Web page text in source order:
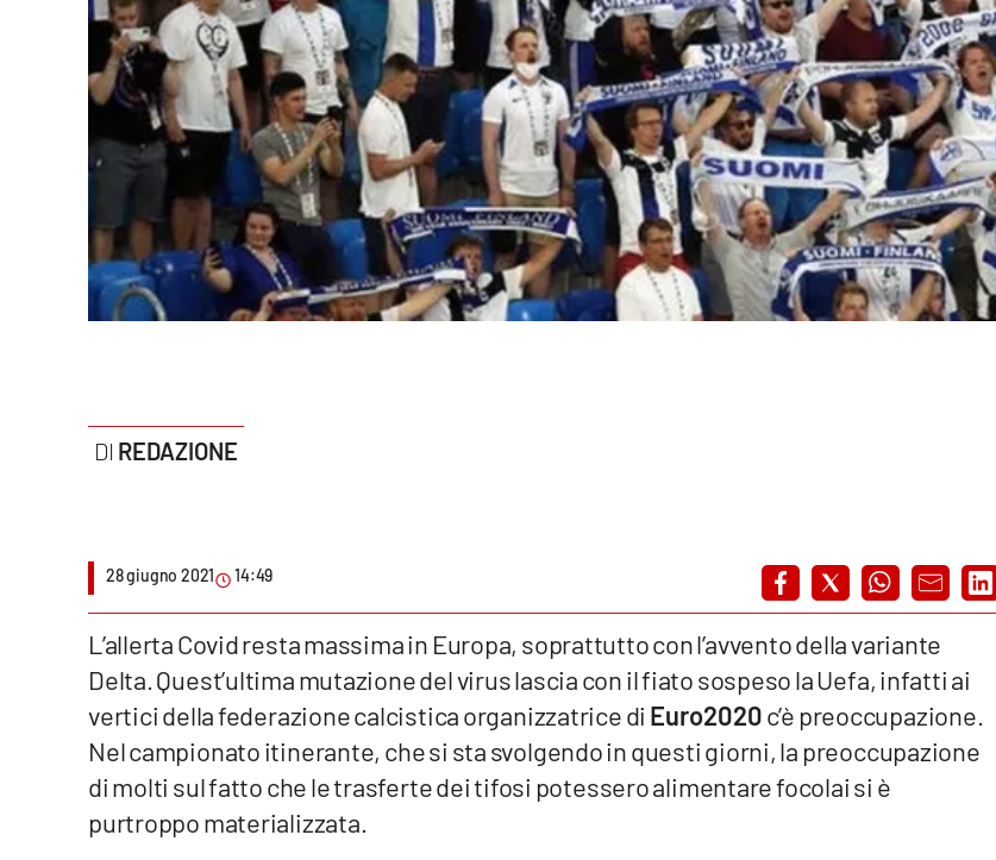
Economia e Lavoro
Parchi Marini Calabria
Imprese Di Calabria
Venti di comunicazione
Streaming
REDAZIONE
28 giugno 2021 14:49
L’allerta Covid resta massima in Europa, soprattutto con l’avvento della variante
Delta. Quest’ultima mutazione del virus lascia con il fiato sospeso la Uefa, infatti ai
vertici della federazione calcistica organizzatrice di Euro2020c’è preoccupazione.
Nel campionato itinerante, che si sta svolgendo in questi giorni, la preoccupazione
di molti sul fatto che le trasferte dei tifosi potessero alimentare focolai si è
purtroppo materializzata.